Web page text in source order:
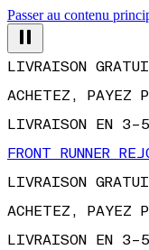
Passer au contenu
LIVRAISON
ACHETEZ, PAYEZ
LIVRAISON EN 3–5
FRONT RUNNER
LIVRAISON
ACHETEZ, PAYEZ
LIVRAISON EN 3–5